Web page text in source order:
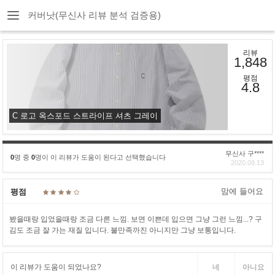
커버낫(무신사 리뷰 분석 검증용)
C 로고 옥스포드 스트라이프 셔츠 그레이
리뷰
1,848
평점
4.8
0명 중 0명이 이 리뷰가 도움이 된다고 선택했습니다
무신사 구****
2020.09.13
평점 맘에 들어요
봤을때랑 입었을때랑 조금 다른 느낌. 보면 이쁜데 입으면 그냥 그런 느낌...? 구
김도 조금 잘 가는 재질 입니다. 불만족까진 아니지만 그냥 보통입니다.
이 리뷰가 도움이 되었나요? 네 아니요